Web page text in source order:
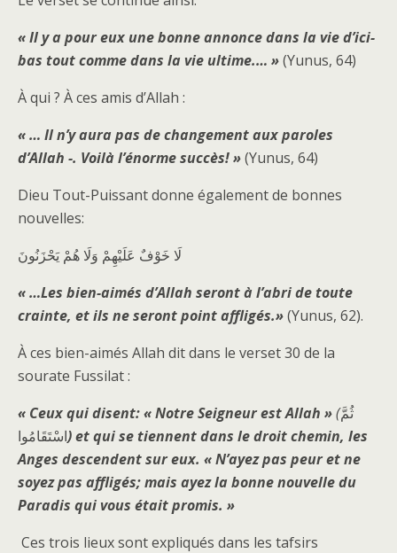
« Il y a pour eux une bonne annonce dans la vie d’ici-
bas tout comme dans la vie ultime.… »(Yunus, 64)
À qui ? À ces amis d’Allah :
« … Il n’y aura pas de changement aux paroles
d’Allah -. Voilà l’énorme succès! »(Yunus, 64)
Dieu Tout-Puissant donne également de bonnes
nouvelles:
لَا خَوْفٌ عَلَيْهِمْ وَلَا هُمْ يَحْزَنُونَ
« …Les bien-aimés d’Allah seront à l’abri de toute
crainte, et ils ne seront point affligés.»(Yunus, 62).
À ces bien-aimés Allah dit dans le verset 30 de la
sourate Fussilat :
« Ceux qui disent: « Notre Seigneur est Allah »(ثُمَّ
اسْتَقَامُوا) et qui se tiennent dans le droit chemin, les
Anges descendent sur eux. « N’ayez pas peur et ne
soyez pas affligés; mais ayez la bonne nouvelle du
Paradis qui vous était promis. »
Ces trois lieux sont expliqués dans les tafsirs